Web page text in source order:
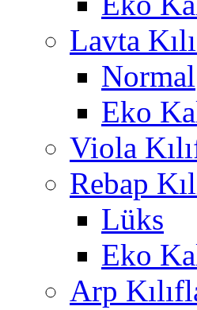
Lavta
Normal
Eko
Viola
Rebap
Lüks
Eko
Arp